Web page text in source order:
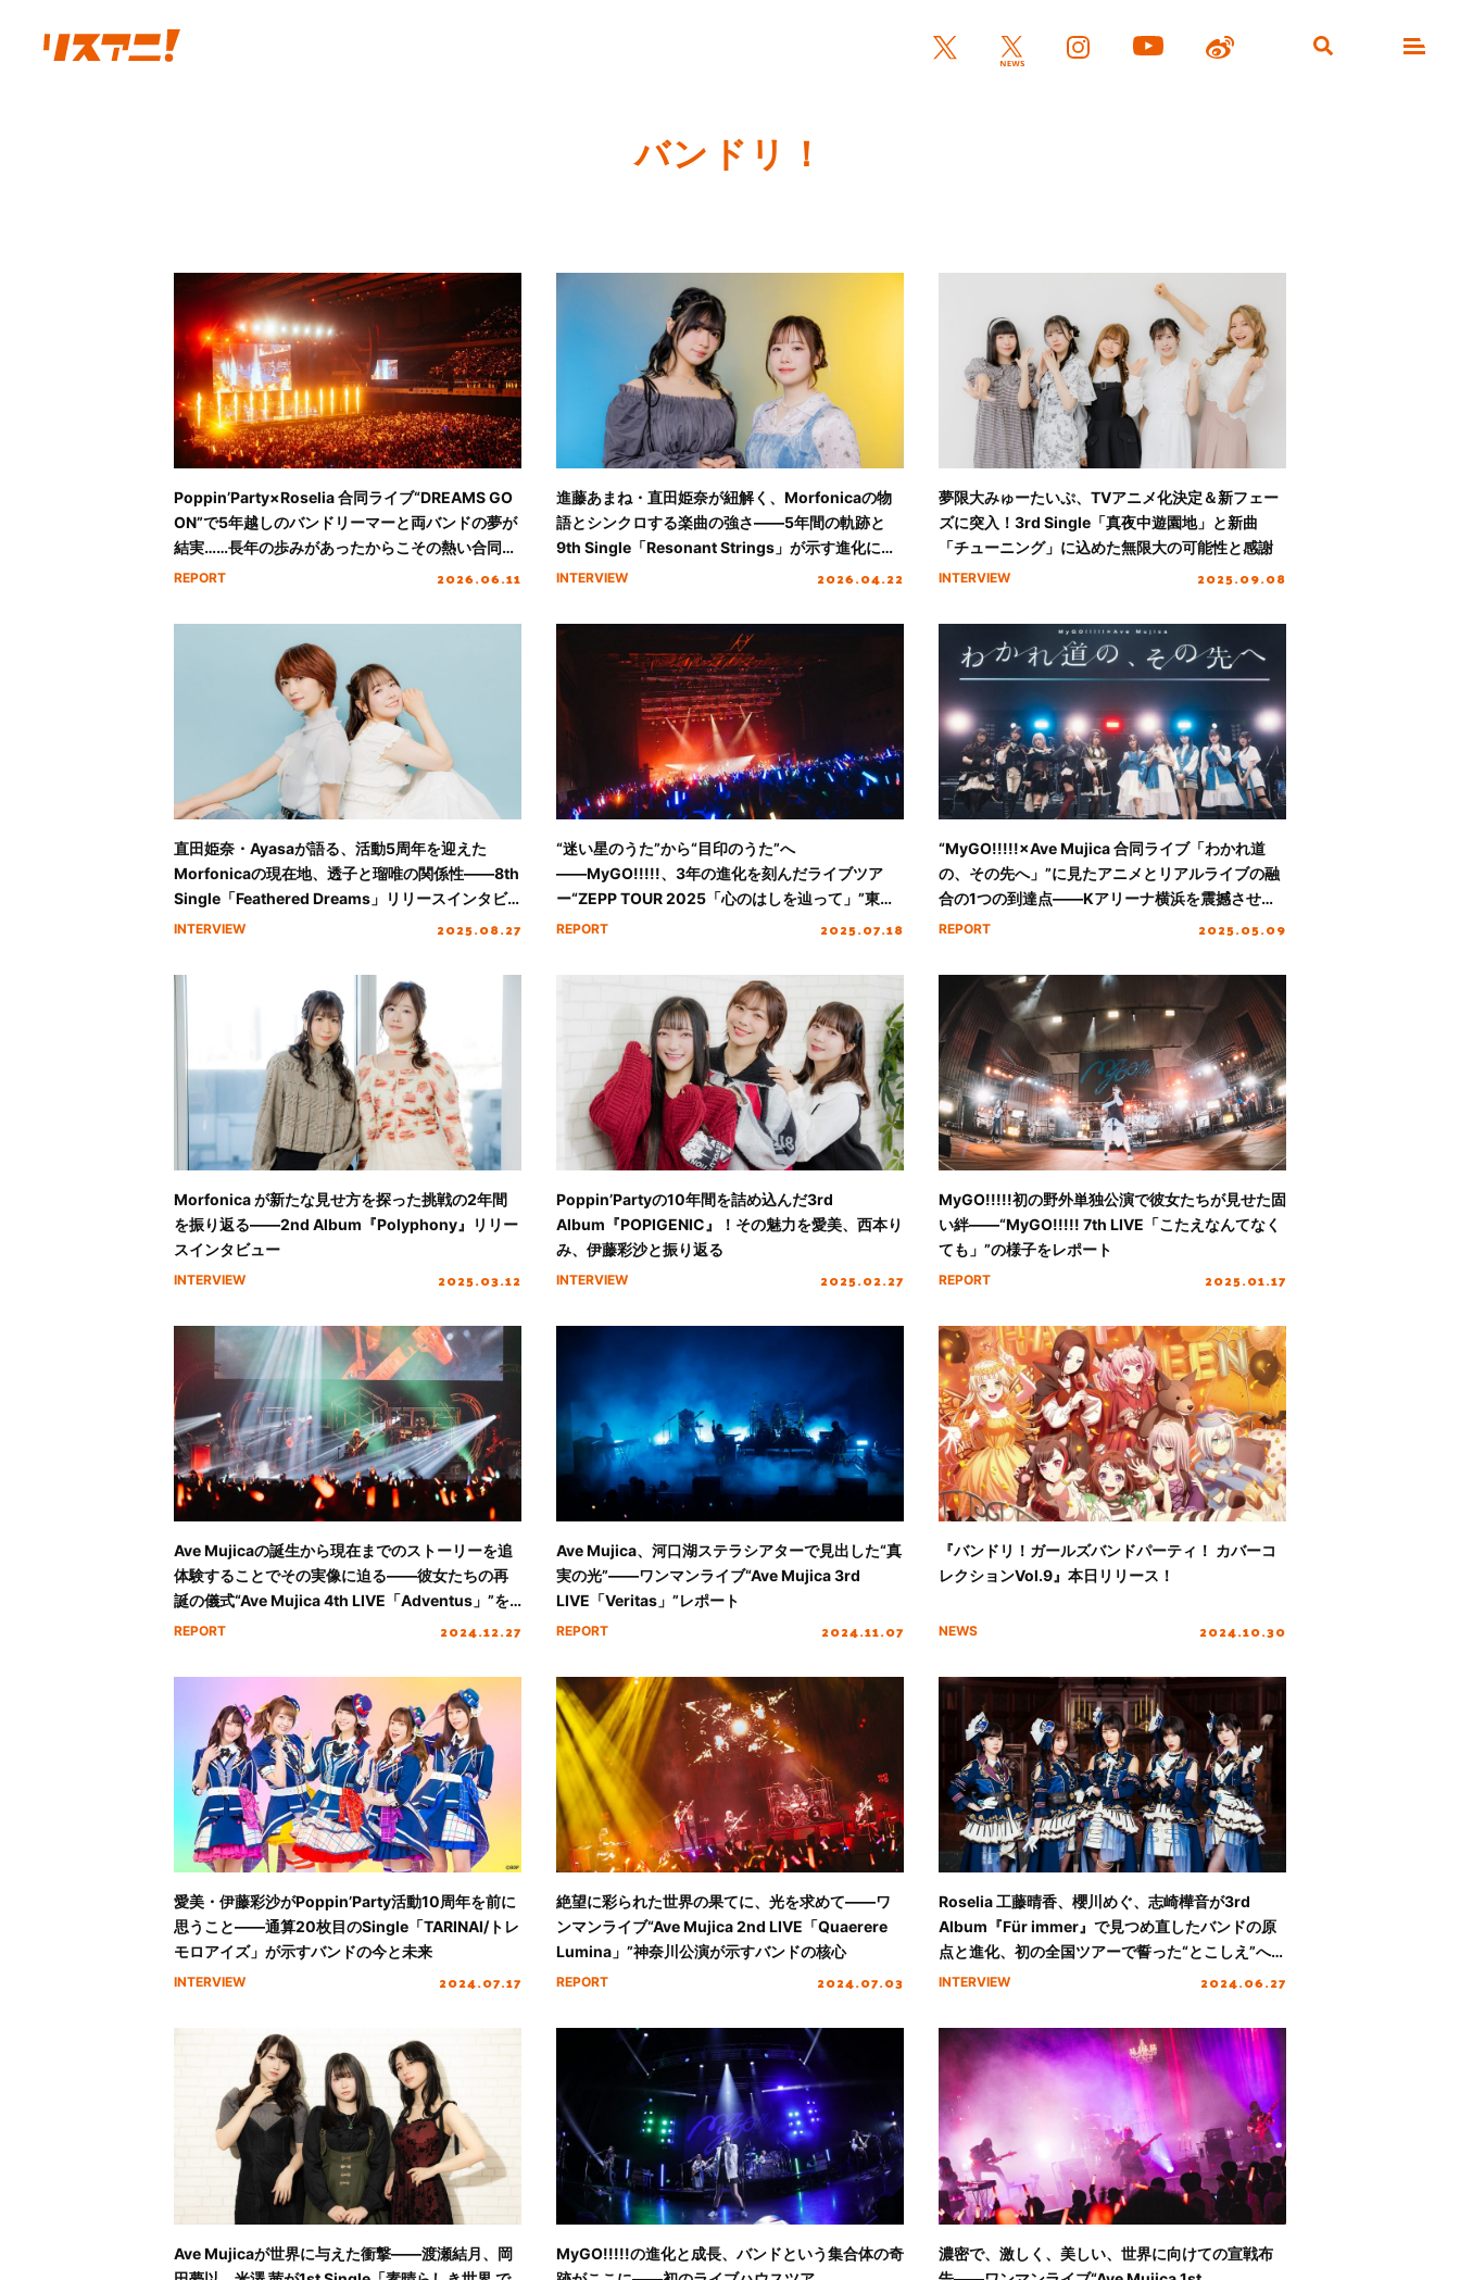
バンドリ！
Poppin’Party×Roselia 合同ライブ“DREAMS GO
ON”で5年越しのバンドリーマーと両バンドの夢が
結実……長年の歩みがあったからこその熱い合同ラ
イブがここに！
REPORT 2026.06.11
進藤あまね・直田姫奈が紐解く、Morfonicaの物
語とシンクロする楽曲の強さ――5年間の軌跡と
9th Single「Resonant Strings」が示す進化に迫
る！
INTERVIEW 2026.04.22
夢限大みゅーたいぷ、TVアニメ化決定＆新フェー
ズに突入！3rd Single「真夜中遊園地」と新曲
「チューニング」に込めた無限大の可能性と感謝
INTERVIEW 2025.09.08
直田姫奈・Ayasaが語る、活動5周年を迎えた
Morfonicaの現在地、透子と瑠唯の関係性――8th
Single「Feathered Dreams」リリースインタビ
ュー
INTERVIEW 2025.08.27
“迷い星のうた”から“目印のうた”へ
――MyGO!!!!!、3年の進化を刻んだライブツア
ー“ZEPP TOUR 2025「心のはしを辿って」”東京
公演レポート
REPORT 2025.07.18
“MyGO!!!!!×Ave Mujica 合同ライブ「わかれ道
の、その先へ」”に見たアニメとリアルライブの融
合の1つの到達点――Kアリーナ横浜を震撼させた
圧巻のステージの記録
REPORT 2025.05.09
Morfonica が新たな見せ方を探った挑戦の2年間
を振り返る――2nd Album『Polyphony』リリー
スインタビュー
INTERVIEW 2025.03.12
Poppin’Partyの10年間を詰め込んだ3rd
Album『POPIGENIC』！その魅力を愛美、西本り
み、伊藤彩沙と振り返る
INTERVIEW 2025.02.27
MyGO!!!!!初の野外単独公演で彼女たちが見せた固
い絆――“MyGO!!!!! 7th LIVE「こたえなんてなく
ても」”の様子をレポート
REPORT 2025.01.17
Ave Mujicaの誕生から現在までのストーリーを追
体験することでその実像に迫る――彼女たちの再
誕の儀式“Ave Mujica 4th LIVE「Adventus」”を
振り返る
REPORT 2024.12.27
Ave Mujica、河口湖ステラシアターで見出した“真
実の光”――ワンマンライブ“Ave Mujica 3rd
LIVE「Veritas」”レポート
REPORT 2024.11.07
『バンドリ！ガールズバンドパーティ！ カバーコ
レクションVol.9』本日リリース！
NEWS 2024.10.30
愛美・伊藤彩沙がPoppin’Party活動10周年を前に
思うこと――通算20枚目のSingle「TARINAI/トレ
モロアイズ」が示すバンドの今と未来
INTERVIEW 2024.07.17
絶望に彩られた世界の果てに、光を求めて――ワ
ンマンライブ“Ave Mujica 2nd LIVE「Quaerere
Lumina」”神奈川公演が示すバンドの核心
REPORT 2024.07.03
Roselia 工藤晴香、櫻川めぐ、志崎樺音が3rd
Album『Für immer』で見つめ直したバンドの原
点と進化、初の全国ツアーで誓った“とこしえ”への
想い
INTERVIEW 2024.06.27
Ave Mujicaが世界に与えた衝撃――渡瀬結月、岡
MyGO!!!!!の進化と成長、バンドという集合体の奇
濃密で、激しく、美しい、世界に向けての宣戦布